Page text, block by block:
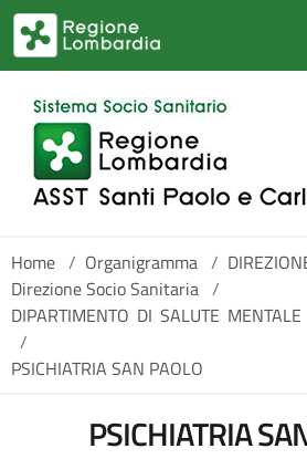
Salta al contenuto principale
Home / Organigramma /
Direzione Socio Sanitaria /
DIPARTIMENTO DI SALUTE
/
PSICHIATRIA SAN PAOLO
PSICHIATRIA